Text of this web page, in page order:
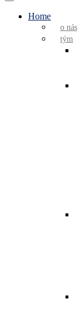
hledáte
Home
o nás
tým